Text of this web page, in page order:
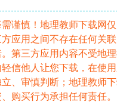
谨慎！地理教师下载网
应用之间不存在任何关
第三方应用内容不受地
信他人让您下载，在使
、审慎判断；地理教师
购买行为承担任何责任。